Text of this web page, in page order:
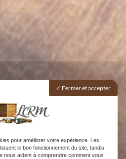
Fermer et accepter
pour améliorer votre expérience. Les
le bon fonctionnement du site, tandis
nous aident à comprendre comment vous